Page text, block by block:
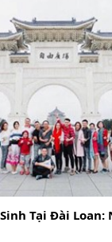
Tại Đài